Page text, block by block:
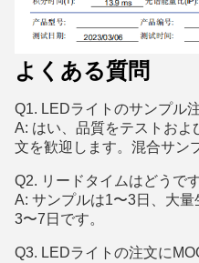
よくある質問
Q1. LEDライトのサンプル
A: はい、品質をテストお
文を歓迎します。混合サン
Q2. リードタイムはどうで
A: サンプルは1〜3日、大
3〜7日です。
Q3. LEDライトの注文に